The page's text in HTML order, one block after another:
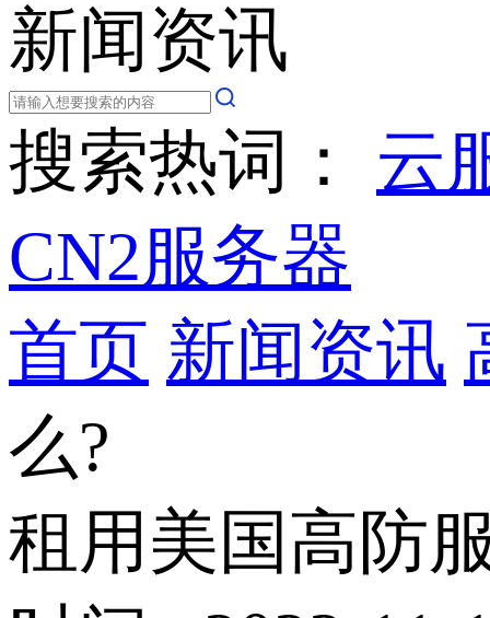
新闻资讯
搜索热词： 云
CN2服务器
首页 新闻资讯
么?
租用美国高防